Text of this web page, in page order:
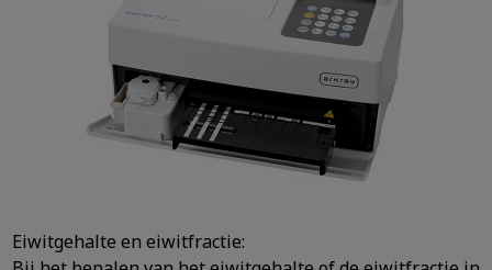
Eiwitgehalte en eiwitfractie: